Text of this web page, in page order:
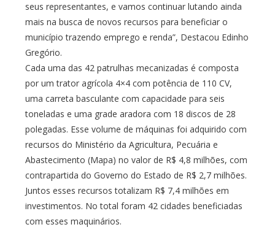
seus representantes, e vamos continuar lutando ainda
mais na busca de novos recursos para beneficiar o
município trazendo emprego e renda”, Destacou Edinho
Gregório.
Cada uma das 42 patrulhas mecanizadas é composta
por um trator agrícola 4×4 com potência de 110 CV,
uma carreta basculante com capacidade para seis
toneladas e uma grade aradora com 18 discos de 28
polegadas. Esse volume de máquinas foi adquirido com
recursos do Ministério da Agricultura, Pecuária e
Abastecimento (Mapa) no valor de R$ 4,8 milhões, com
contrapartida do Governo do Estado de R$ 2,7 milhões.
Juntos esses recursos totalizam R$ 7,4 milhões em
investimentos. No total foram 42 cidades beneficiadas
com esses maquinários.